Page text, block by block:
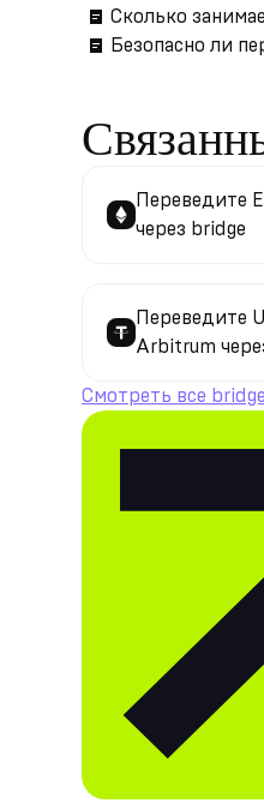
Сколько
Безопасно ли
Переведите
через bridge
Переведите
Arbitrum
Смотреть все